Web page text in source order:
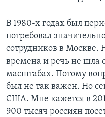
В 1980-х годах был
потребовал
сотрудников в Москве.
времена и речь не шла
масштабах. Потому
был не так важен. Но
США. Мне кажется в
900 тысяч россиян